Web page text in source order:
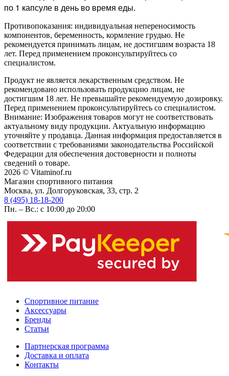
по 1 капсуле в день во время еды.
Противопоказания: индивидуальная непереносимость
компонентов, беременность, кормление грудью. Не
рекомендуется принимать лицам, не достигшим возраста 18
лет. Перед применением проконсультируйтесь со
специалистом.
Продукт не является лекарственным средством. Не
рекомендовано использовать продукцию лицам, не
достигшим 18 лет. Не превышайте рекомендуемую дозировку.
Перед применением проконсультируйтесь со специалистом.
Внимание: Изображения товаров могут не соответствовать
актуальному виду продукции. Актуальную информацию
уточняйте у продавца. Данная информация предоставляется в
соответствии с требованиями законодательства Российской
Федерации для обеспечения достоверности и полноты
сведений о товаре.
2026 © Vitaminof.ru
Магазин спортивного питания
Москва, ул. Долгоруковская, 33, стр. 2
8 (495) 18-18-200
Пн. – Вс.: с 10:00 до 20:00
Спортивное питание
Аксессуары
Бренды
Статьи
Партнерская программа
Доставка и оплата
Контакты